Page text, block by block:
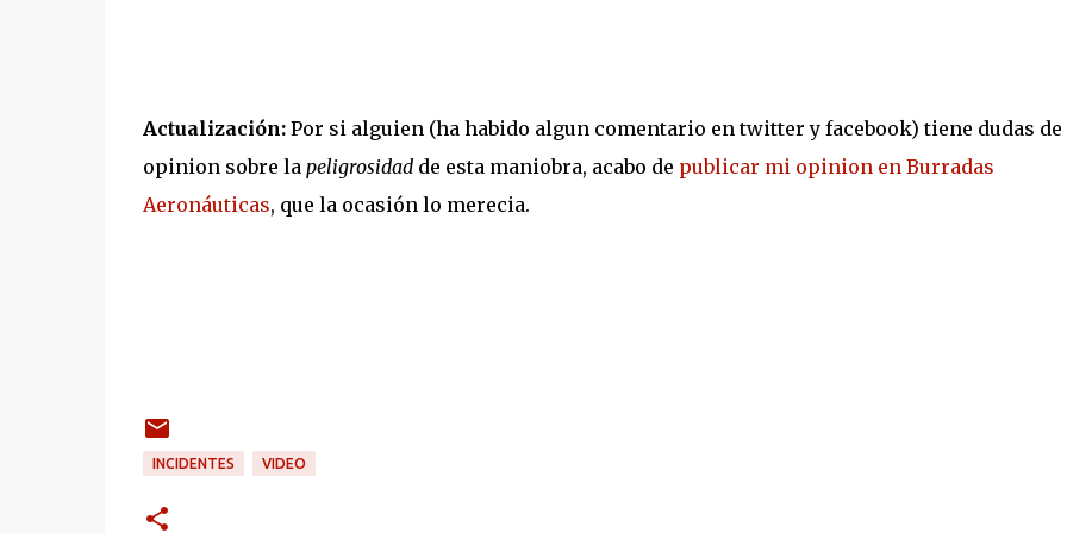
Actualización:Por si alguien (ha habido algun comentario en twitter y facebook) tiene dudas
opinion sobre la peligrosidadde esta maniobra, acabo de publicar mi opinion en Burradas
Aeronáuticas, que la ocasión lo merecia.
INCIDENTES VIDEO